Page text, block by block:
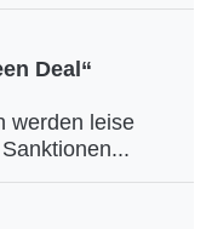
Deal“
werden leise